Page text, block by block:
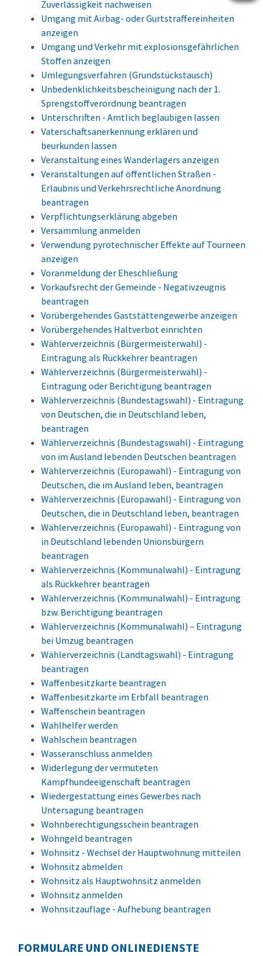
Zuverlässigkeit nachweisen
Umgang mit Airbag- oder Gurtstraffereinheiten
anzeigen
Umgang und Verkehr mit explosionsgefährlichen
Stoffen anzeigen
Umlegungsverfahren (Grundstückstausch)
Unbedenklichkeitsbescheinigung nach der 1.
Sprengstoffverordnung beantragen
Unterschriften - Amtlich beglaubigen lassen
Vaterschaftsanerkennung erklären und
beurkunden lassen
Veranstaltung eines Wanderlagers anzeigen
Veranstaltungen auf öffentlichen Straßen -
Erlaubnis und Verkehrsrechtliche Anordnung
beantragen
Verpflichtungserklärung abgeben
Versammlung anmelden
Verwendung pyrotechnischer Effekte auf Tourneen
anzeigen
Voranmeldung der Eheschließung
Vorkaufsrecht der Gemeinde - Negativzeugnis
beantragen
Vorübergehendes Gaststättengewerbe anzeigen
Vorübergehendes Haltverbot einrichten
Wählerverzeichnis (Bürgermeisterwahl) -
Eintragung als Rückkehrer beantragen
Wählerverzeichnis (Bürgermeisterwahl) -
Eintragung oder Berichtigung beantragen
Wählerverzeichnis (Bundestagswahl) - Eintragung
von Deutschen, die in Deutschland leben,
beantragen
Wählerverzeichnis (Bundestagswahl) - Eintragung
von im Ausland lebenden Deutschen beantragen
Wählerverzeichnis (Europawahl) - Eintragung von
Deutschen, die im Ausland leben, beantragen
Wählerverzeichnis (Europawahl) - Eintragung von
Deutschen, die in Deutschland leben, beantragen
Wählerverzeichnis (Europawahl) - Eintragung von
in Deutschland lebenden Unionsbürgern
beantragen
Wählerverzeichnis (Kommunalwahl) - Eintragung
als Rückkehrer beantragen
Wählerverzeichnis (Kommunalwahl) - Eintragung
bzw. Berichtigung beantragen
Wählerverzeichnis (Kommunalwahl) – Eintragung
bei Umzug beantragen
Wählerverzeichnis (Landtagswahl) - Eintragung
beantragen
Waffenbesitzkarte beantragen
Waffenbesitzkarte im Erbfall beantragen
Waffenschein beantragen
Wahlhelfer werden
Wahlschein beantragen
Wasseranschluss anmelden
Widerlegung der vermuteten
Kampfhundeeigenschaft beantragen
Wiedergestattung eines Gewerbes nach
Untersagung beantragen
Wohnberechtigungsschein beantragen
Wohngeld beantragen
Wohnsitz - Wechsel der Hauptwohnung mitteilen
Wohnsitz abmelden
Wohnsitz als Hauptwohnsitz anmelden
Wohnsitz anmelden
Wohnsitzauflage - Aufhebung beantragen
FORMULARE UND ONLINEDIENSTE